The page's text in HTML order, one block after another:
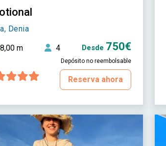
Denia
8,00 m 4 Desde 750€
Depósito no reembolsable
Reserva ahora